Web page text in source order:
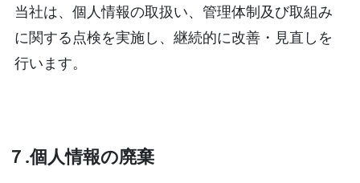
当社は、個人情報の取扱い、管理体制及び取組み
に関する点検を実施し、継続的に改善・見直しを
行います。
７.個人情報の廃棄